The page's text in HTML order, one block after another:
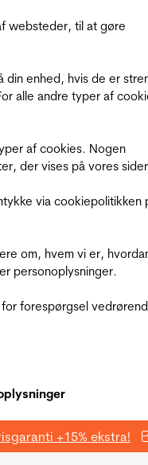
websteder, til at gøre
din enhed, hvis de er
alle andre typer af
af cookies. Nogen
der vises på vores
via cookiepolitikken
om, hvem vi er,
personoplysninger.
forespørgsel
+15% ekstra!